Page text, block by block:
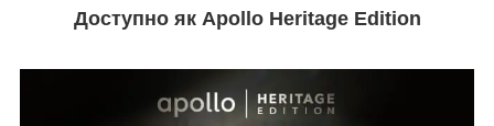
Доступно як Apollo Heritage Edition